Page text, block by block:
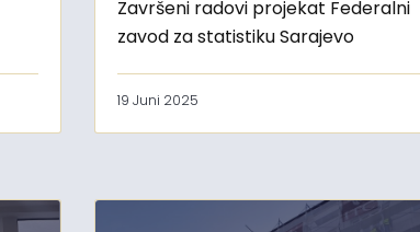
Završeni radovi projekat Federalni
zavod za statistiku Sarajevo
19 Juni 2025